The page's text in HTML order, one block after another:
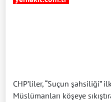
CHP’liler, “Suçun
Müslümanları köşeye